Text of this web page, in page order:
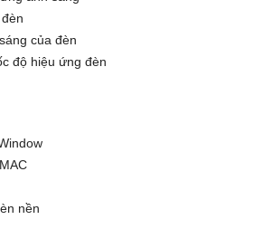
của đèn
độ hiệu ứng đèn
nền